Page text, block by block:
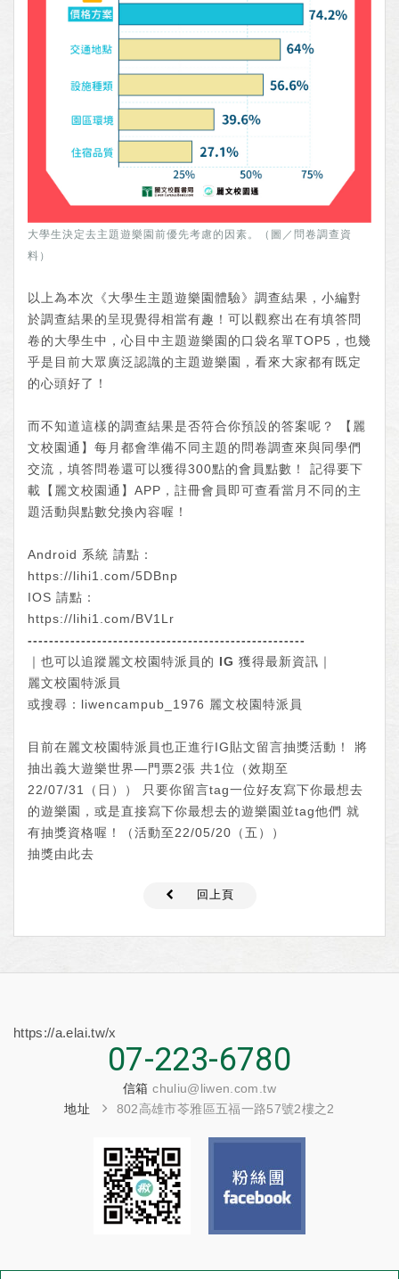
大學生決定去主題遊樂園前優先考慮的因素。（圖／問卷調查資
料）
以上為本次《大學生主題遊樂園體驗》調查結果，小編對
於調查結果的呈現覺得相當有趣！可以觀察出在有填答問
卷的大學生中，心目中主題遊樂園的口袋名單TOP5，也幾
乎是目前大眾廣泛認識的主題遊樂園，看來大家都有既定
的心頭好了！
而不知道這樣的調查結果是否符合你預設的答案呢？ 【麗
文校園通】每月都會準備不同主題的問卷調查來與同學們
交流，填答問卷還可以獲得300點的會員點數！ 記得要下
載【麗文校園通】APP，註冊會員即可查看當月不同的主
題活動與點數兌換內容喔！
Android 系統 請點：
https://lihi1.com/5DBnp
IOS 請點：
https://lihi1.com/BV1Lr
----------------------------------------------------
｜也可以追蹤麗文校園特派員的 IG 獲得最新資訊｜
麗文校園特派員
或搜尋：liwencampub_1976 麗文校園特派員
目前在麗文校園特派員也正進行IG貼文留言抽獎活動！ 將
抽出義大遊樂世界—門票2張 共1位（效期至
22/07/31（日）） 只要你留言tag一位好友寫下你最想去
的遊樂園，或是直接寫下你最想去的遊樂園並tag他們 就
有抽獎資格喔！（活動至22/05/20（五））
抽獎由此去
回上頁
https://a.elai.tw/x
07-223-6780
信箱chuliu@liwen.com.tw
地址
802高雄市苓雅區五福一路57號2樓之2